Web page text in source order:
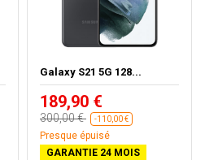
Galaxy S21 5G 128...
189,90 €
300,00 € -110,00 €
Presque épuisé
GARANTIE 24 MOIS